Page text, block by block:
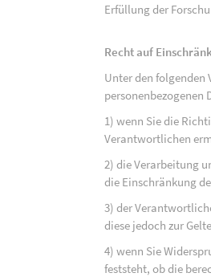
Erfüllung der
Recht auf
Unter den folgenden
personenbezogenen
1) wenn Sie die
Verantwortlichen
2) die Verarbeitung
die Einschränkung
3) der
diese jedoch zur
4) wenn Sie
feststeht, ob die